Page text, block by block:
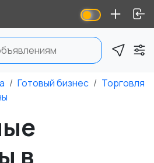
Готовый бизнес
Торговля
в